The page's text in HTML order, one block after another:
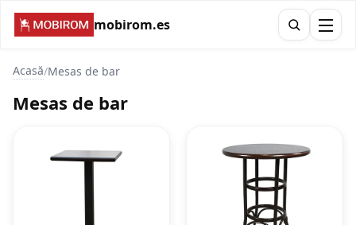
mobirom.es
Acasă/Mesas de bar
Mesas de bar